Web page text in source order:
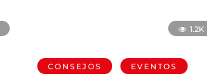
1.2K
CONSEJOS EVENTOS